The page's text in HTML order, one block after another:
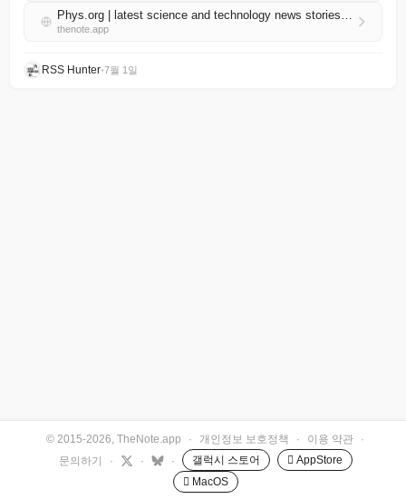
Phys.org | latest science and technology news stories 한국어 RSS
thenote.app
RSS Hunter•7월 1일
© 2015-2026, TheNote.app · 개인정보 보호정책 · 이용 약관
·
문의하기
· · · 갤럭시 스토어
 AppStore
 MacOS